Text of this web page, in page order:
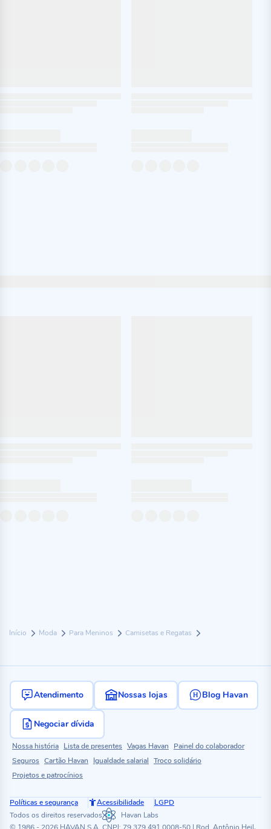
Início Moda Para Meninos Camisetas e Regatas
Atendimento Nossas lojas Blog Havan
Negociar dívida
Nossa história Lista de presentes Vagas Havan
Painel do colaborador
Seguros Cartão Havan Igualdade salarial Troco solidário
Projetos e patrocínios
Políticas e segurança Acessibilidade
LGPD
Todos os direitos reservados
Havan Labs